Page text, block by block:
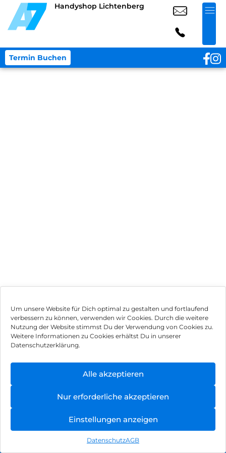
Um unsere Website für Dich optimal zu gestalten und fortlaufend
verbessern zu können, verwenden wir Cookies. Durch die weitere
Nutzung der Website stimmst Du der Verwendung von Cookies zu.
Weitere Informationen zu Cookies erhältst Du in unserer
Datenschutzerklärung.
Alle akzeptieren
Nur erforderliche akzeptieren
Einstellungen anzeigen
DatenschutzAGB
Handyshop Lichtenberg
Termin Buchen
Impressum
Hinweis zur Batterieentsorgung
Newsletter
, Brodos AG – All Rights Reserved.